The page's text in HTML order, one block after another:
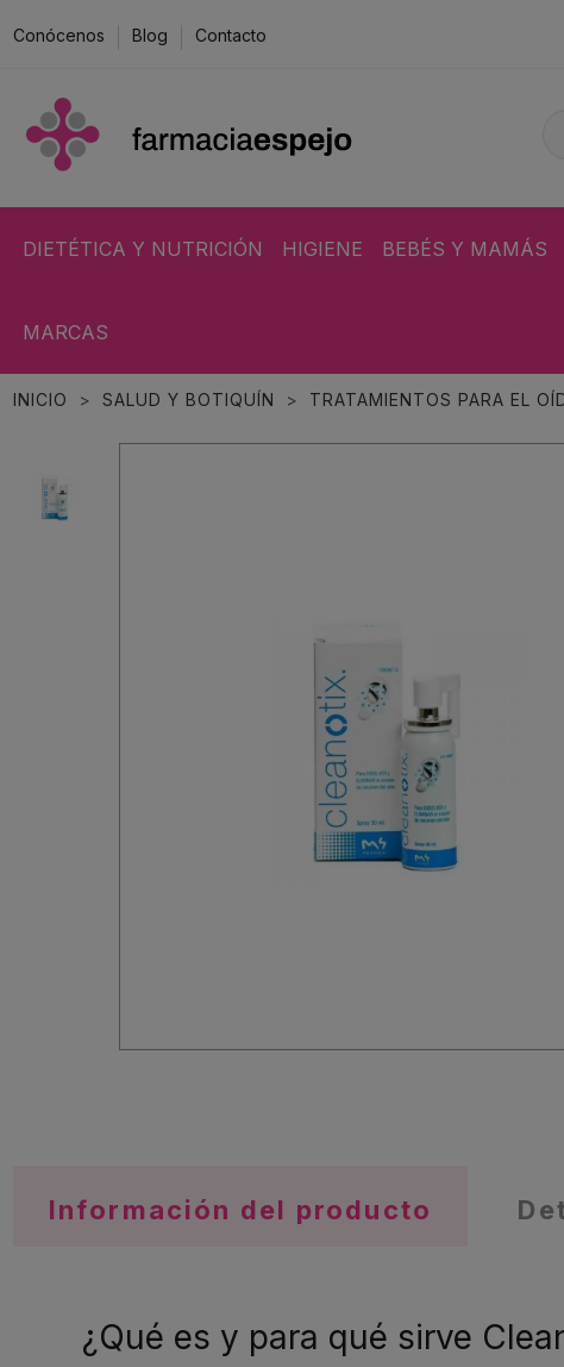
Conócenos Blog Contacto
DIETÉTICA Y NUTRICIÓN HIGIENE BEBÉS Y MAMÁS
MARCAS
INICIO SALUD Y BOTIQUÍN TRATAMIENTOS PARA EL
Información del producto
¿Qué es y para qué sirve